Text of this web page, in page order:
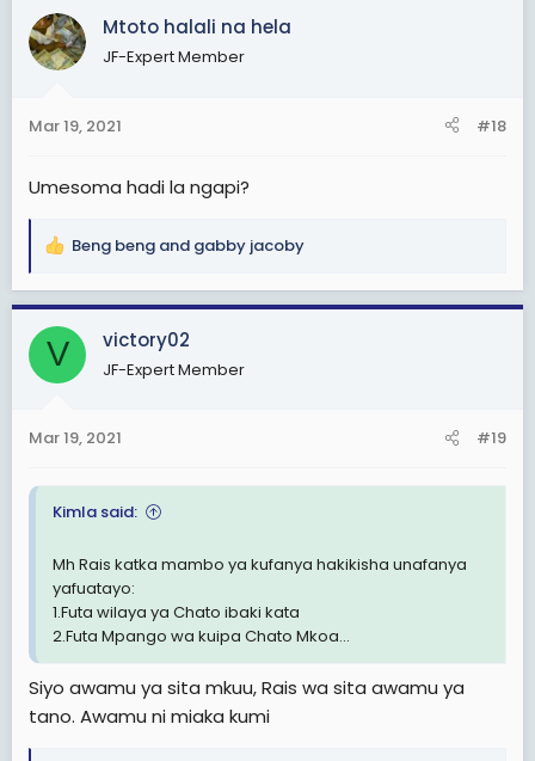
Mtoto halali na hela
JF-Expert Member
Mar 19, 2021 #18
Umesoma hadi la ngapi?
R
a
c
t
i
s
Beng beng and gabby jacoby
V victory02
JF-Expert Member
Mar 19, 2021 #19
Kimla said:
Mh Rais katka mambo ya kufanya hakikisha unafanya
yafuatayo:
1.Futa wilaya ya Chato ibaki kata
2.Futa Mpango wa kuipa Chato Mkoa...
Siyo awamu ya sita mkuu, Rais wa sita awamu ya
tano. Awamu ni miaka kumi